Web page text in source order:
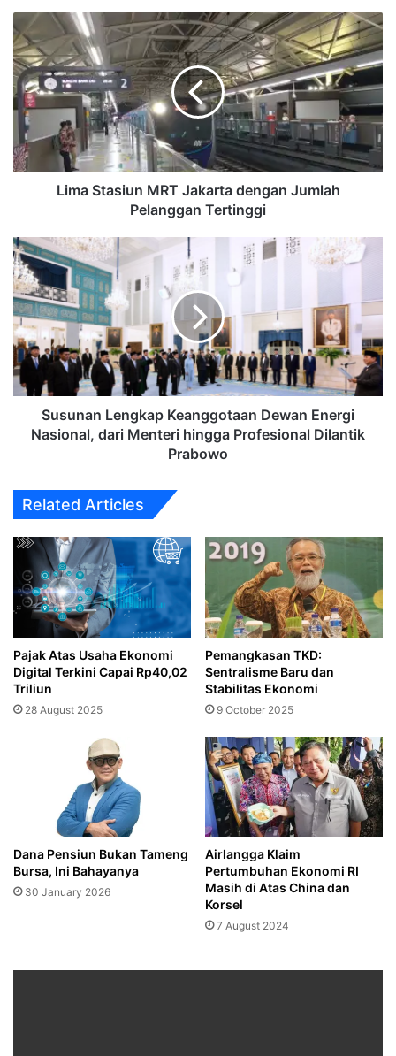
Lima
Stasiun
MRT
Jakarta
dengan
Jumlah
Pelanggan
Tertinggi
Lima Stasiun MRT Jakarta dengan Jumlah
Pelanggan Tertinggi
Susunan
Lengkap
Keanggotaan
Dewan
Energi
Nasional,
dari
Menteri
hingga
Profesional
Dilantik
Susunan Lengkap Keanggotaan Dewan Energi
Nasional, dari Menteri hingga Profesional Dilantik
Prabowo
Related Articles
Pajak Atas Usaha Ekonomi
Digital Terkini Capai Rp40,02
Triliun
28 August 2025
Pemangkasan TKD:
Sentralisme Baru dan
Stabilitas Ekonomi
9 October 2025
Dana Pensiun Bukan Tameng
Bursa, Ini Bahayanya
30 January 2026
Airlangga Klaim
Pertumbuhan Ekonomi RI
Masih di Atas China dan
Korsel
7 August 2024